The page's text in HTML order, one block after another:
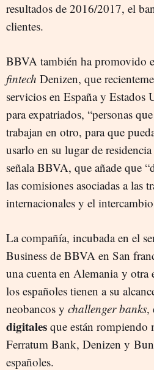
resultados de 2016/2017, el
clientes.
BBVA también ha promovido
fintech Denizen, que
servicios en España y Estados
para expatriados, “personas
trabajan en otro, para que
usarlo en su lugar de
señala BBVA, que añade que
las comisiones asociadas a las
internacionales y el
La compañía, incubada en el
Business de BBVA en San
una cuenta en Alemania y
los españoles tienen a su
neobancos y challenger banks,
digitales que están
Ferratum Bank, Denizen y
españoles.